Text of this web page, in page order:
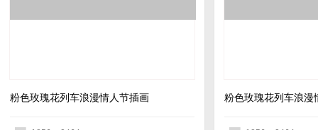
粉色玫瑰花列车浪漫情人节插画 粉色玫瑰花列车浪漫